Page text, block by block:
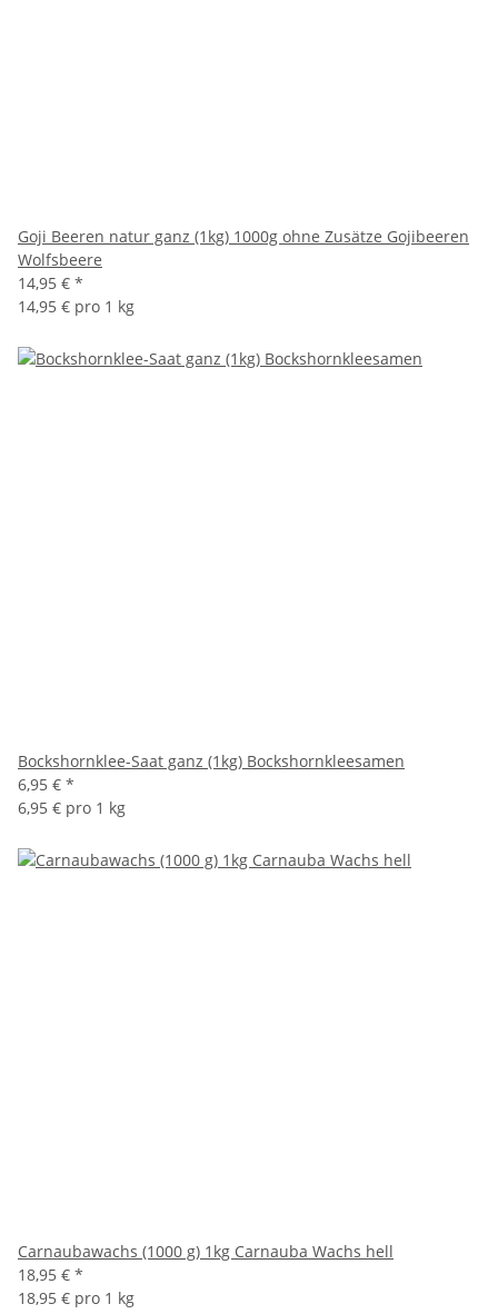
Goji Beeren natur ganz (1kg) 1000g ohne Zusätze Gojibeeren
Wolfsbeere
14,95 € *
14,95 € pro 1 kg
Bockshornklee-Saat ganz (1kg) Bockshornkleesamen
6,95 € *
6,95 € pro 1 kg
Carnaubawachs (1000 g) 1kg Carnauba Wachs hell
18,95 € *
18,95 € pro 1 kg